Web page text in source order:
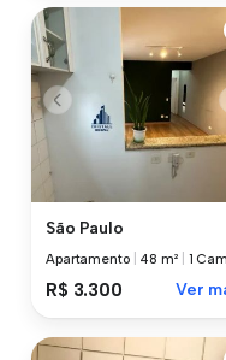
São Paulo
Apartamento 48 m² 1
R$ 3.300 Ver